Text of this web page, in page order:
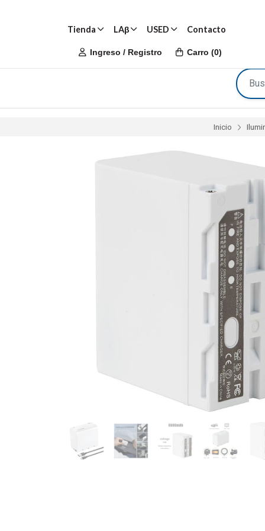
Tienda LAβ USED Contacto
Ingreso / Registro Carro (0)
Inicio